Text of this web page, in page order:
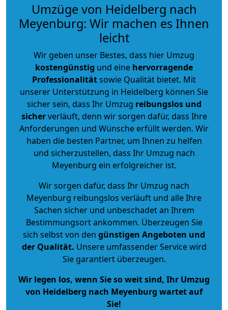
Umzüge von Heidelberg nach
Meyenburg: Wir machen es Ihnen
leicht
Wir geben unser Bestes, dass hier Umzug
kostengünstig und eine hervorragende
Professionalitätsowie Qualität bietet. Mit
unserer Unterstützung in Heidelberg können Sie
sicher sein, dass Ihr Umzug reibungslos und
sicherverläuft, denn wir sorgen dafür, dass Ihre
Anforderungen und Wünsche erfüllt werden. Wir
haben die besten Partner, um Ihnen zu helfen
und sicherzustellen, dass Ihr Umzug nach
Meyenburg ein erfolgreicher ist.
Wir sorgen dafür, dass Ihr Umzug nach
Meyenburg reibungslos verläuft und alle Ihre
Sachen sicher und unbeschadet an Ihrem
Bestimmungsort ankommen. Überzeugen Sie
sich selbst von den günstigen Angeboten und
der Qualität. Unsere umfassender Service wird
Sie garantiert überzeugen.
Wir legen los, wenn Sie so weit sind, Ihr Umzug
von Heidelberg nach Meyenburg wartet auf
Sie!